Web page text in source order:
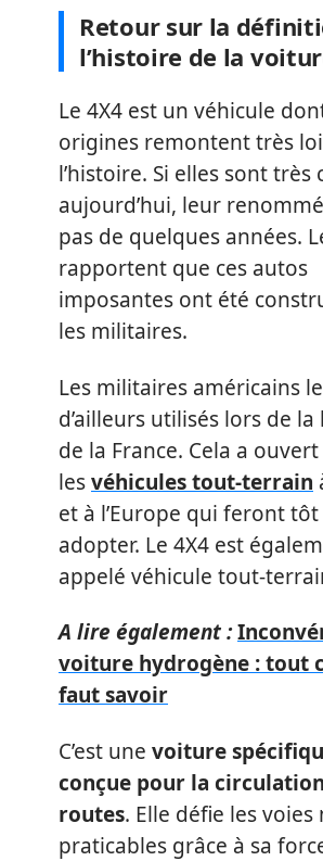
Retour sur la
l’histoire de la
Le 4X4 est un véhicule
origines remontent très
l’histoire. Si elles sont très
aujourd’hui, leur
pas de quelques années.
rapportent que ces autos
imposantes ont été
les militaires.
Les militaires américains
d’ailleurs utilisés lors de
de la France. Cela a ouvert
lesvéhicules tout-terrain
et à l’Europe qui feront
adopter. Le 4X4 est
appelé véhicule tout-
A lire également :
voiture hydrogène : tout
faut savoir
C’est une voiture
conçue pour la
routes. Elle défie les voies
praticables grâce à sa